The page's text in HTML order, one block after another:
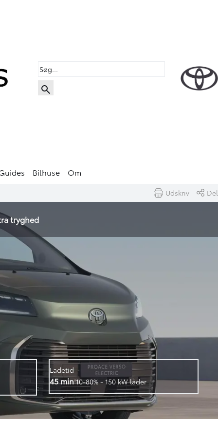
Bilhuse Om
Udskriv Del
tryghed
Ladetid
45 min10-80% - 150 kW lader